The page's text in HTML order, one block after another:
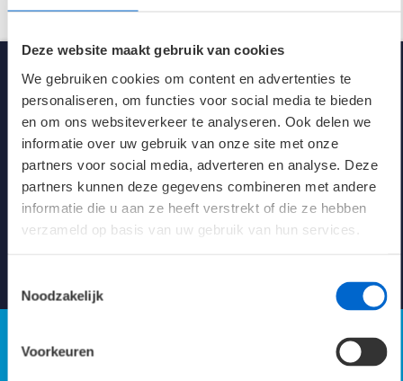
Deze website maakt gebruik van cookies
We gebruiken cookies om content en advertenties te
personaliseren, om functies voor social media te bieden
en om ons websiteverkeer te analyseren. Ook delen we
informatie over uw gebruik van onze site met onze
partners voor social media, adverteren en analyse. Deze
partners kunnen deze gegevens combineren met andere
informatie die u aan ze heeft verstrekt of die ze hebben
verzameld op basis van uw gebruik van hun services.
Noodzakelijk
Voorkeuren
Spanning 230V AC/DC
Kleur Wit (RAL 9016)
597 x 597 x 132 mm
Klasse
Verblindingswaarde UGR
Kennisbank verlichting